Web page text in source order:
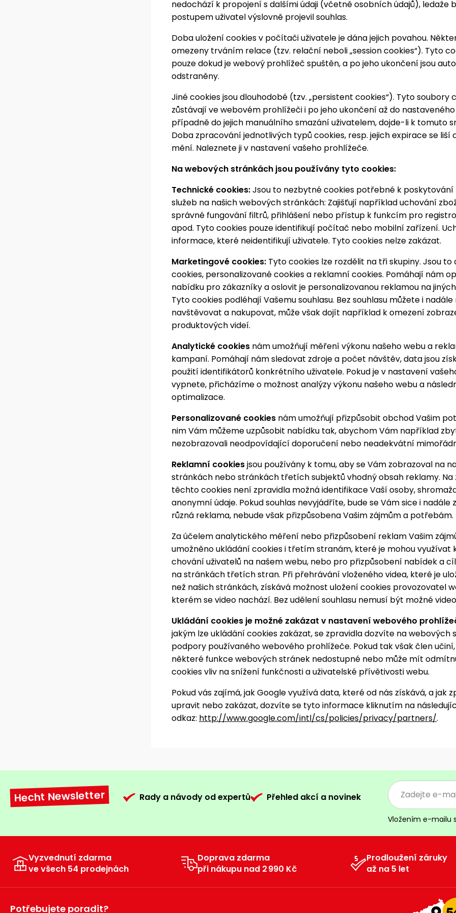
nedochází k propojení s dalšími údaji (včetně osobních údajů), ledaže
postupem uživatel výslovně projevil souhlas.
Doba uložení cookies v počítači uživatele je dána jejich povahou.
omezeny trváním relace (tzv. relační neboli „session cookies“). Tyto
pouze dokud je webový prohlížeč spuštěn, a po jeho ukončení jsou
odstraněny.
Jiné cookies jsou dlouhodobé (tzv. „persistent cookies“). Tyto soubory
zůstávají ve webovém prohlížeči i po jeho ukončení až do
případně do jejich manuálního smazání uživatelem, dojde-li k tomuto
Doba zpracování jednotlivých typů cookies, resp. jejich expirace se liší
mění. Naleznete ji v nastavení vašeho prohlížeče.
Na webových stránkách jsou používány tyto cookies:
Technické cookies:Jsou to nezbytné cookies potřebné k poskytování
služeb na našich webových stránkách: Zajišťují například uchování
správné fungování filtrů, přihlášení nebo přístup k funkcím pro
apod. Tyto cookies pouze identifikují počítač nebo mobilní zařízení.
informace, které neidentifikují uživatele. Tyto cookies nelze zakázat.
Marketingové cookies: Tyto cookies lze rozdělit na tři skupiny. Jsou
cookies, personalizované cookies a reklamní cookies. Pomáhají nám
nabídku pro zákazníky a oslovit je personalizovanou reklamou na
Tyto cookies podléhají Vašemu souhlasu. Bez souhlasu můžete i
navštěvovat a nakupovat, může však dojít například k omezení
produktových videí.
Analytické cookies nám umožňují měření výkonu našeho webu a
kampaní. Pomáhají nám sledovat zdroje a počet návštěv, data jsou
použití identifikátorů konkrétního uživatele. Pokud je v nastavení
vypnete, přicházíme o možnost analýzy výkonu našeho webu a
optimalizace.
Personalizované cookies nám umožňují přizpůsobit obchod Vašim
nim Vám můžeme uzpůsobit nabídku tak, abychom Vám například
nezobrazovali neodpovídající doporučení nebo neadekvátní
Reklamní cookiesjsou používány k tomu, aby se Vám zobrazoval na
stránkách nebo stránkách třetích subjektů vhodný obsah reklamy. Na
těchto cookies není zpravidla možná identifikace Vaší osoby,
anonymní údaje. Pokud souhlas nevyjádříte, bude se Vám sice i nadále
různá reklama, nebude však přizpůsobena Vašim zájmům a potřebám.
Za účelem analytického měření nebo přizpůsobení reklam Vašim
umožněno ukládání cookies i třetím stranám, které je mohou využívat
chování uživatelů na našem webu, nebo pro přizpůsobení nabídek a
na stránkách třetích stran. Při přehrávání vloženého videa, které je
než našich stránkách, získává možnost uložení cookies provozovatel
kterém se video nachází. Bez udělení souhlasu nemusí být možné
Ukládání cookies je možné zakázat v nastavení webového
jakým lze ukládání cookies zakázat, se zpravidla dozvíte na webových
podpory používaného webového prohlížeče. Pokud tak však člen
některé funkce webových stránek nedostupné nebo může mít
cookies vliv na snížení funkčnosti a uživatelské přívětivosti webu.
Pokud vás zajímá, jak Google využívá data, které od nás získává, a jak
upravit nebo zakázat, dozvíte se tyto informace kliknutím na
odkaz: http://www.google.com/intl/cs/policies/privacy/partners/.
Hecht Newsletter Rady a návody od expertů Přehled akcí a novinek
Vložením e-mailu
Vyzvednutí zdarma
ve všech 54 prodejnách
Doprava zdarma
při nákupu nad 2 990 Kč
Prodloužení záruky
až na 5 let
Potřebujete poradit?